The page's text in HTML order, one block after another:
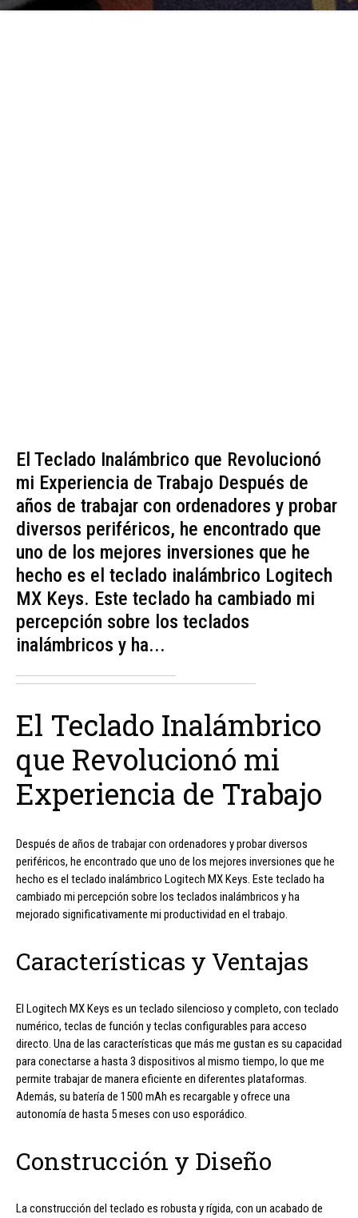
El Teclado Inalámbrico que Revolucionó
mi Experiencia de Trabajo Después de
años de trabajar con ordenadores y probar
diversos periféricos, he encontrado que
uno de los mejores inversiones que he
hecho es el teclado inalámbrico Logitech
MX Keys. Este teclado ha cambiado mi
percepción sobre los teclados
inalámbricos y ha...
El Teclado Inalámbrico
que Revolucionó mi
Experiencia de Trabajo
Después de años de trabajar con ordenadores y probar diversos
periféricos, he encontrado que uno de los mejores inversiones que he
hecho es el teclado inalámbrico Logitech MX Keys. Este teclado ha
cambiado mi percepción sobre los teclados inalámbricos y ha
mejorado significativamente mi productividad en el trabajo.
Características y Ventajas
El Logitech MX Keys es un teclado silencioso y completo, con teclado
numérico, teclas de función y teclas configurables para acceso
directo. Una de las características que más me gustan es su capacidad
para conectarse a hasta 3 dispositivos al mismo tiempo, lo que me
permite trabajar de manera eficiente en diferentes plataformas.
Además, su batería de 1500 mAh es recargable y ofrece una
autonomía de hasta 5 meses con uso esporádico.
Construcción y Diseño
La construcción del teclado es robusta y rígida, con un acabado de